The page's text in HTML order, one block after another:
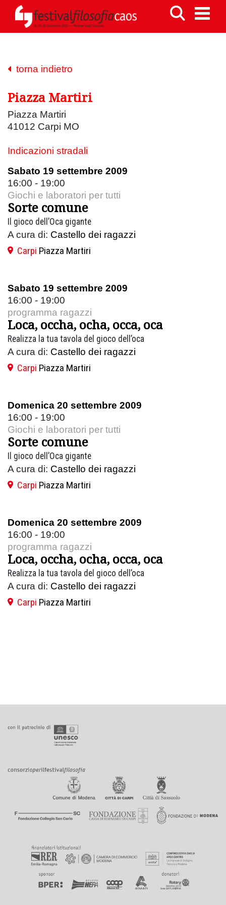
torna indietro
Piazza Martiri
Piazza Martiri
41012 Carpi MO
Indicazioni stradali
Sabato 19 settembre 2009
16:00 - 19:00
Giochi e laboratori per tutti
Sorte comune
Il gioco dell’Oca gigante
A cura di: Castello dei ragazzi
Carpi Piazza Martiri
Sabato 19 settembre 2009
16:00 - 19:00
programma ragazzi
Loca, occha, ocha, occa, oca
Realizza la tua tavola del gioco dell’oca
A cura di: Castello dei ragazzi
Carpi Piazza Martiri
Domenica 20 settembre 2009
16:00 - 19:00
Giochi e laboratori per tutti
Sorte comune
Il gioco dell’Oca gigante
A cura di: Castello dei ragazzi
Carpi Piazza Martiri
Domenica 20 settembre 2009
16:00 - 19:00
programma ragazzi
Loca, occha, ocha, occa, oca
Realizza la tua tavola del gioco dell’oca
A cura di: Castello dei ragazzi
Carpi Piazza Martiri